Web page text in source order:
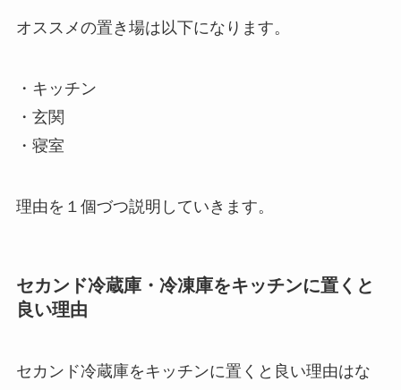
オススメの置き場は以下になります。
・キッチン
・玄関
・寝室
理由を１個づつ説明していきます。
セカンド冷蔵庫・冷凍庫をキッチンに置くと
良い理由
セカンド冷蔵庫をキッチンに置くと良い理由はな